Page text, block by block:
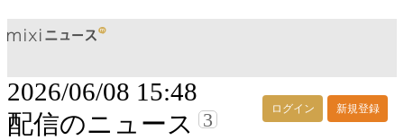
ログイン 新規登録
2026/06/08 15:48
配信のニュース
3